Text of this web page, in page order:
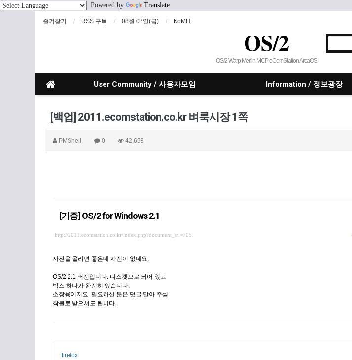
Powered by Translate
즐겨찾기 RSS 구독 08월 07일(금) KoMH
OS/2
OS/2 Warp Merlin MCP eComStation ArcaOS
User Community / 사용자모임 Information / 정보광장
[백업] 2011.ecomstation.co.kr 벼룩시장 1쪽
PMShell 0 42,698
[기증] OS/2 for Windows 2.1
http://2011.ecomstation.co.kr/index.php?document_srl=705
사진을 올리면 좋은데 사진이 없네요.
OS/2 2.1 버전입니다. 디스켓으로 되어 있고
박스 하나가 완전히 있습니다.
소장용이지요. 필요하신 분은 덧글 달아 주셈.
착불로 받으셔도 됩니다.
firefox